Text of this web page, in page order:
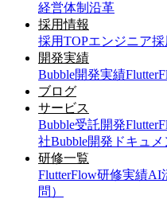
経営体制 沿革
採用情報
採用TOPエンジニア採
開発実績
Bubble開発実績
ブログ
サービス
Bubble受託開発
社Bubble開発ドキュメ
研修一覧
FlutterFlow研修実績AI
問）